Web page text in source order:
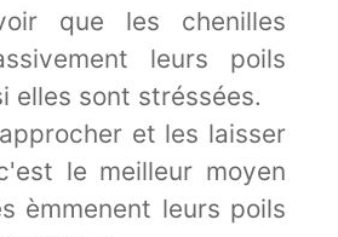
que les chenilles
leurs poils
elles sont stréssées.
et les laisser
le meilleur moyen
èmmenent leurs poils